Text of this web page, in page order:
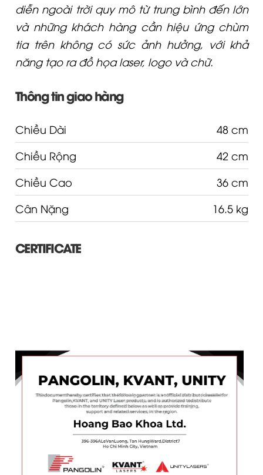
diễn ngoài trời quy mô từ trung bình đến lớn
và những khách hàng cần hiệu ứng chùm
tia trên không có sức ảnh hưởng, với khả
năng tạo ra đồ họa laser, logo và chữ.
Thông tin giao hàng
Chiều Dài
48 cm
Chiều Rộng
42 cm
Chiều Cao
36 cm
Cân Nặng
16.5 kg
CERTIFICATE